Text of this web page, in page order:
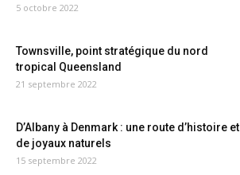
5 octobre 2022
Townsville, point stratégique du nord
tropical Queensland
21 septembre 2022
D’Albany à Denmark : une route d’histoire et
de joyaux naturels
15 septembre 2022